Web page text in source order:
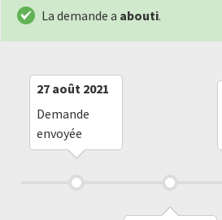
La demande a abouti.
27 août 2021
Demande
envoyée